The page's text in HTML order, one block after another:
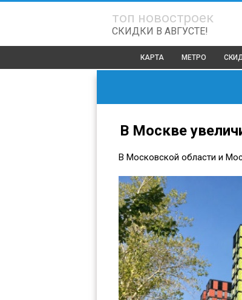
топ новостроек
СКИДКИ В АВГУСТЕ!
КАРТА МЕТРО
В Москве
В Московской области и